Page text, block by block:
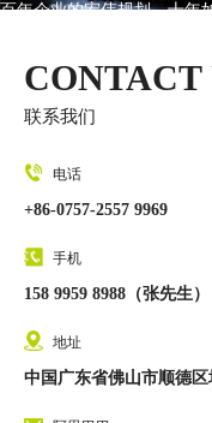
百年企业的宏伟规划，十年
CONTACT
联系我们
电话
+86-0757-2557 9969
手机
158 9959 8988（张先生）
地址
中国广东省佛山市顺德